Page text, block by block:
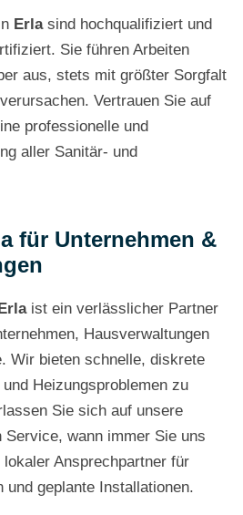
Erlasind hochqualifiziert und
Sie führen Arbeiten
aus, stets mit größter Sorgfalt
Vertrauen Sie auf
professionelle und
aller Sanitär- und
für Unternehmen &
ist ein verlässlicher Partner
Hausverwaltungen
Wir bieten schnelle, diskrete
Heizungsproblemen zu
Sie sich auf unsere
Service, wann immer Sie uns
Ansprechpartner für
und geplante Installationen.